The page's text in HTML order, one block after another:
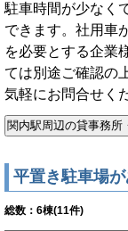
駐車時間が少なく
できます。社用車
を必要とする企
ては別途ご確認の
気軽にお問合せく
平置き駐車場が
総数： 6棟(11件)